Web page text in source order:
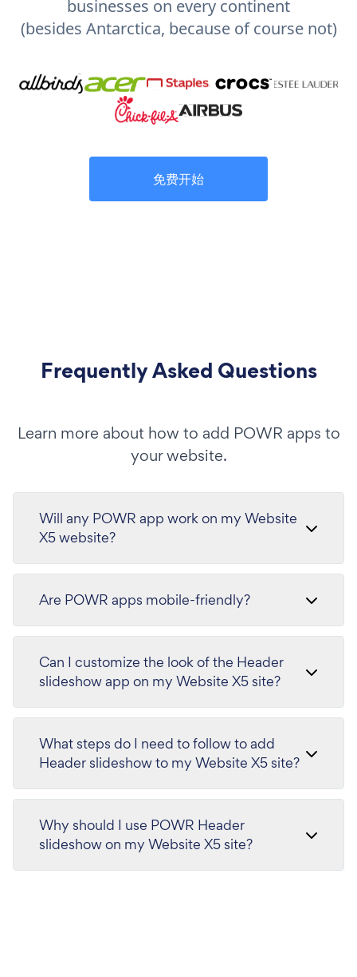
businesses on every continent
(besides Antarctica, because of course not)
免费开始
Frequently Asked Questions
Learn more about how to add POWR apps to
your website.
Will any POWR app work on my Website
X5 website?
Are POWR apps mobile-friendly?
Can I customize the look of the Header
slideshow app on my Website X5 site?
What steps do I need to follow to add
Header slideshow to my Website X5 site?
Why should I use POWR Header
slideshow on my Website X5 site?